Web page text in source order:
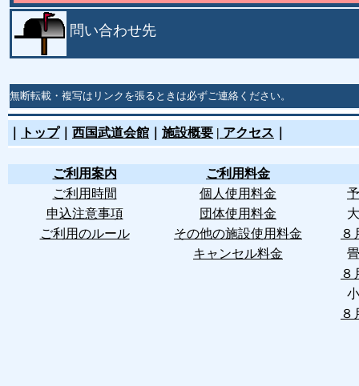
問い合わせ先
無断転載・複写はリンクを張るときは必ずご連絡ください。
トップ｜ 西国武道会館 施設概要 | アクセス
ご利用案内
ご利用料金
ご利用時間
個人使用料金
申込注意事項
団体使用料金
ご利用のルール
その他の施設使用料金
８
キャンセル料金
８
８